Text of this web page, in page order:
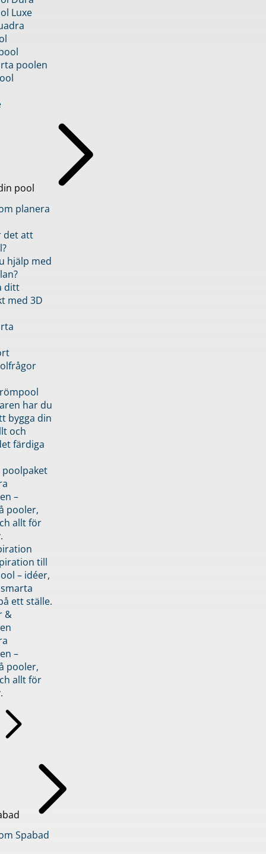
Luxe
poolen
pool
planera
det att
hjälp med
ditt
med 3D
har du
bygga din
och
färdiga
–
pooler,
allt för
till
– idéer,
ett ställe.
&
–
pooler,
allt för
Spabad